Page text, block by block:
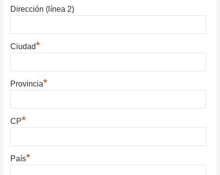
Dirección (línea 2)
Ciudad*
Provincia*
CP*
País*